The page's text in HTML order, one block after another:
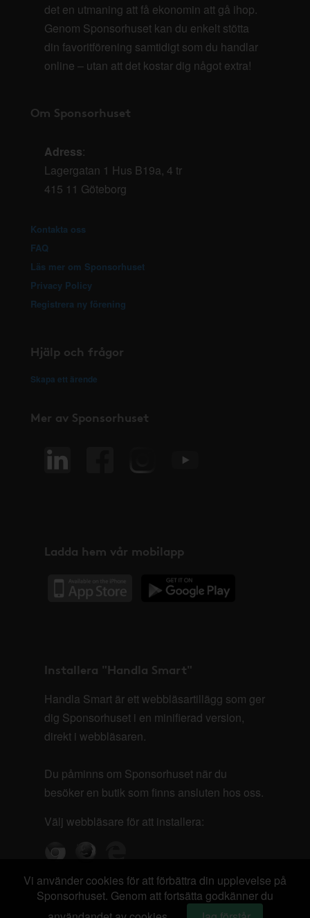
det en utmaning att få ekonomin att gå ihop.
Genom Sponsorhuset kan du enkelt stötta
din favoritförening samtidigt som du handlar
online – utan att det kostar dig något extra!
Om Sponsorhuset
Adress:
Lagergatan 1 Hus B19a, 4 tr
415 11 Göteborg
Kontakta oss
FAQ
Läs mer om Sponsorhuset
Privacy Policy
Registrera ny förening
Hjälp och frågor
Skapa ett ärende
Mer av Sponsorhuset
Ladda hem vår mobilapp
Installera "Handla Smart"
Handla Smart är ett webbläsartillägg som ger
dig Sponsorhuset i en minifierad version,
direkt i webbläsaren.
Du påminns om Sponsorhuset när du
besöker en butik som finns ansluten hos oss.
Välj webbläsare för att installera:
Vi använder cookies för att förbättra din upplevelse på
Sponsorhuset. Genom att fortsätta godkänner du